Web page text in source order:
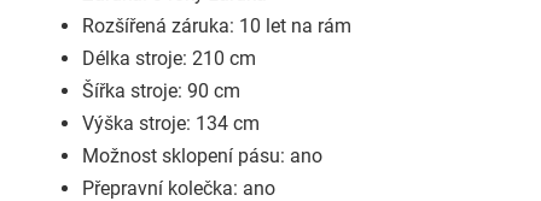
Rozšířená záruka: 10 let na rám
Délka stroje: 210 cm
Šířka stroje: 90 cm
Výška stroje: 134 cm
Možnost sklopení pásu: ano
Přepravní kolečka: ano